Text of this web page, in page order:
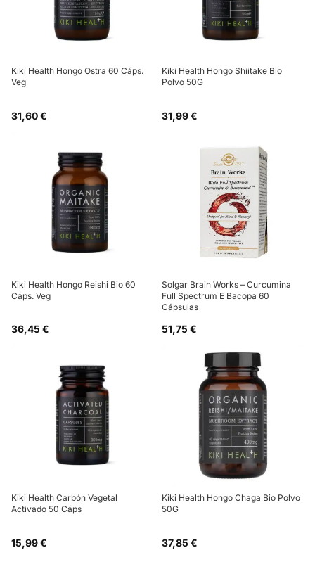
Kiki Health Hongo Ostra 60 Cáps.
Veg
31,60 €
Kiki Health Hongo Shiitake Bio
Polvo 50G
31,99 €
Kiki Health Hongo Reishi Bio 60
Cáps. Veg
36,45 €
Solgar Brain Works – Curcumina
Full Spectrum E Bacopa 60
Cápsulas
51,75 €
Kiki Health Carbón Vegetal
Activado 50 Cáps
15,99 €
Kiki Health Hongo Chaga Bio Polvo
50G
37,85 €